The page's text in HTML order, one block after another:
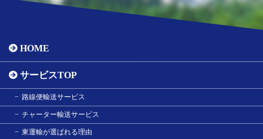
HOME
サービスTOP
路線便輸送サービス
チャーター輸送サービス
東運輸が選ばれる理由